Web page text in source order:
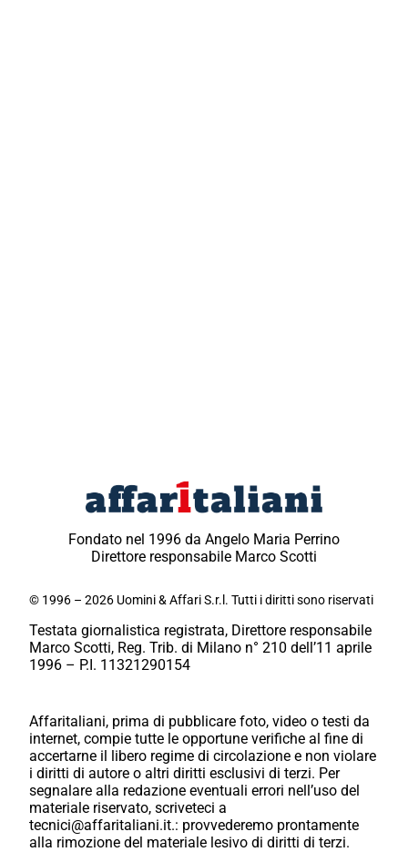
Fondato nel 1996 da Angelo Maria Perrino
Direttore responsabile Marco Scotti
© 1996 – 2026 Uomini & Affari S.r.l. Tutti i diritti sono riservati
Testata giornalistica registrata, Direttore responsabile
Marco Scotti, Reg. Trib. di Milano n° 210 dell’11 aprile
1996 – P.I. 11321290154
Affaritaliani, prima di pubblicare foto, video o testi da
internet, compie tutte le opportune verifiche al fine di
accertarne il libero regime di circolazione e non violare
i diritti di autore o altri diritti esclusivi di terzi. Per
segnalare alla redazione eventuali errori nell’uso del
materiale riservato, scriveteci a
tecnici@affaritaliani.it.: provvederemo prontamente
alla rimozione del materiale lesivo di diritti di terzi.